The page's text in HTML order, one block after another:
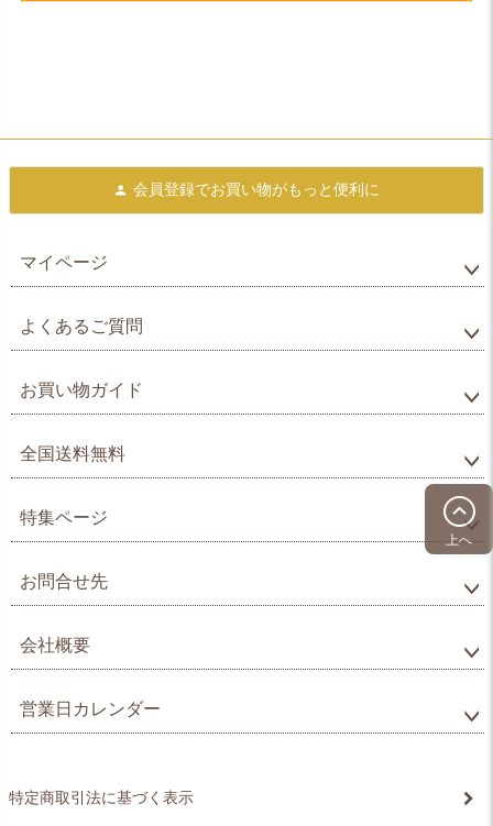
上へ
会員登録でお買い物がもっと便利に
マイページ
よくあるご質問
お買い物ガイド
全国送料無料
特集ページ
お問合せ先
会社概要
営業日カレンダー
特定商取引法に基づく表示